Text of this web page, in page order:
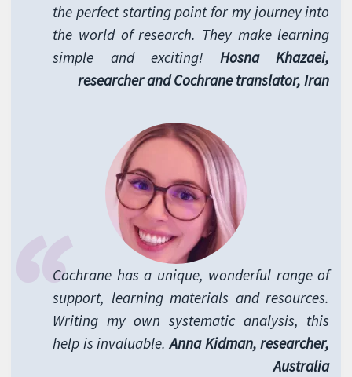
the perfect starting point for my journey into
the world of research. They make learning
simple and exciting! Hosna Khazaei,
researcher and Cochrane translator, Iran
Cochrane has a unique, wonderful range of
support, learning materials and resources.
Writing my own systematic analysis, this
help is invaluable.Anna Kidman, researcher,
Australia